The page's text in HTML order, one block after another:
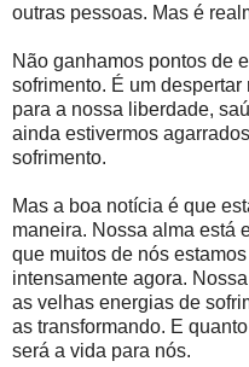
outras pessoas. Mas é
Não ganhamos pontos de
sofrimento. É um
para a nossa liberdade,
ainda estivermos
sofrimento.
Mas a boa notícia é que
maneira. Nossa alma está
que muitos de nós
intensamente agora.
as velhas energias de
as transformando. E
será a vida para nós.